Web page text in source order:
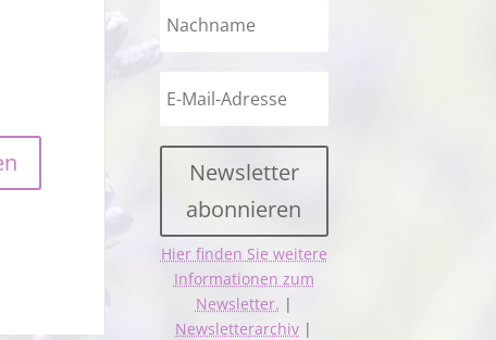
Newsletter
abonnieren
Hier finden Sie weitere
Informationen zum
Newsletter. |
Newsletterarchiv |